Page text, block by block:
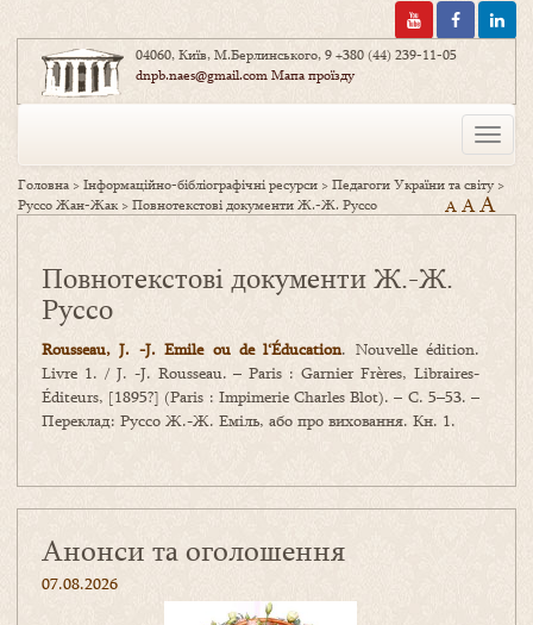
04060, Київ, М.Берлинського, 9+380 (44) 239-11-05
dnpb.naes@gmail.comМапа проїзду
Toggle
Головна >Інформаційно-бібліографічні ресурси >Педагоги України та світу>
Руссо Жан-Жак >Повнотекстові документи Ж.-Ж. Руссо A AA
Повнотекстові документи Ж.-Ж.
Руссо
Rousseau, J. -J. Emile ou de l‘Éducation. Nouvelle édition.
Livre 1. / J. -J. Rousseau. – Paris : Garnier Frères, Libraires-
Éditeurs, [1895?] (Paris : Impimerie Charles Blot). – С. 5–53. –
Переклад: Руссо Ж.-Ж. Еміль, або про виховання. Кн. 1.
Анонси та оголошення
07.08.2026